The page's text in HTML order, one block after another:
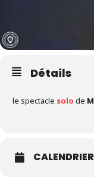
Détails
le spectacle solo de
CALENDRIER